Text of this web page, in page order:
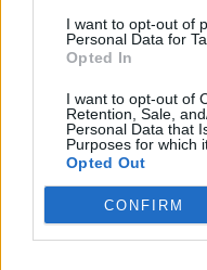
I want to opt-out of
Personal Data for
Opted In
I want to opt-out of
Retention, Sale,
Personal Data that
Purposes for which
Opted Out
CONFIRM
2026. augusztus
Hétvégén is
árának